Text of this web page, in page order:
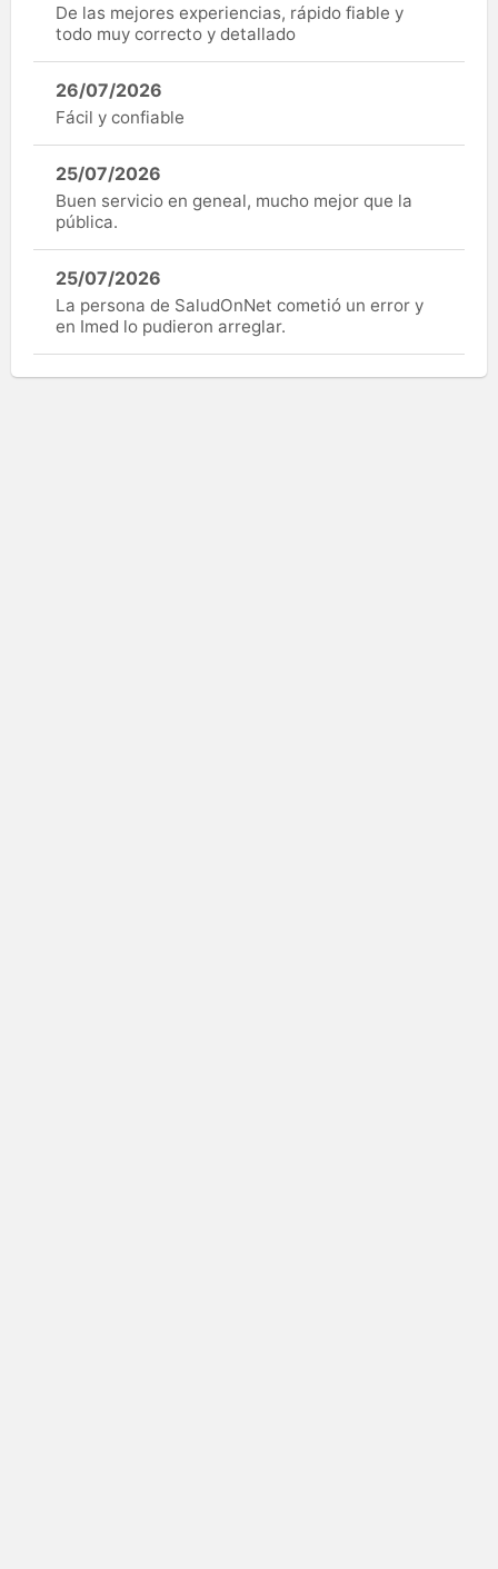
De las mejores experiencias, rápido fiable y
todo muy correcto y detallado
26/07/2026
Fácil y confiable
25/07/2026
Buen servicio en geneal, mucho mejor que la
pública.
25/07/2026
La persona de SaludOnNet cometió un error y
en Imed lo pudieron arreglar.